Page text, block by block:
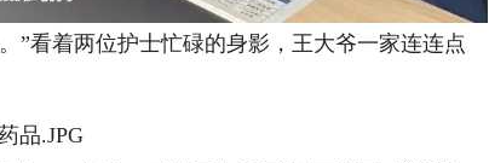
看着两位护士忙碌的身影，王大爷一家连连点